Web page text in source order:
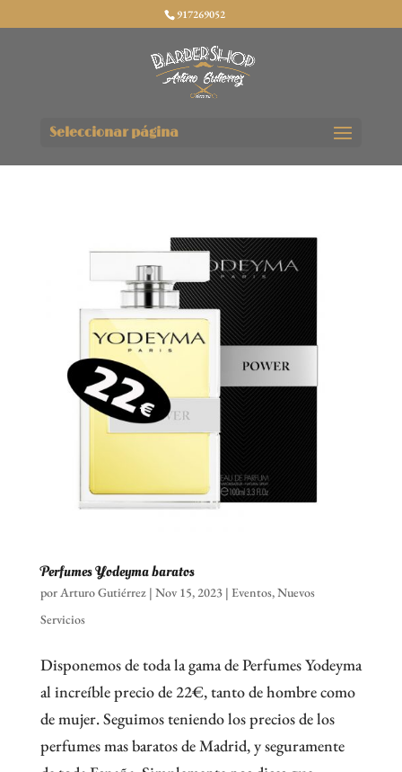
917269052
Seleccionar página
Perfumes Yodeyma baratos
porArturo Gutiérrez| Nov 15, 2023| Eventos,Nuevos
Servicios
Disponemos de toda la gama de Perfumes Yodeyma
al increíble precio de 22€, tanto de hombre como
de mujer. Seguimos teniendo los precios de los
perfumes mas baratos de Madrid, y seguramente